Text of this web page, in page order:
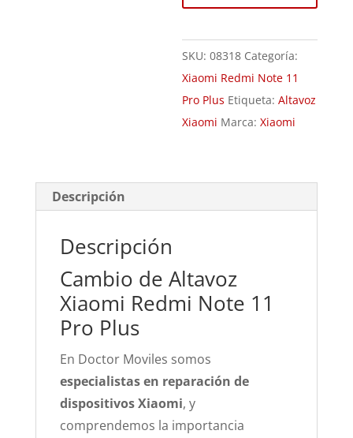
Pro
Plus
cantidad
SKU:08318 Categoría:
Xiaomi Redmi Note 11
Pro Plus Etiqueta:Altavoz
Xiaomi Marca:Xiaomi
Descripción
Descripción
Cambio de Altavoz
Xiaomi Redmi Note 11
Pro Plus
En Doctor Moviles somos
especialistas en reparación de
dispositivos Xiaomi, y
comprendemos la importancia